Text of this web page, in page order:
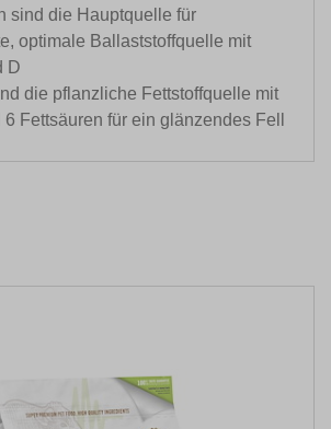
sind die Hauptquelle für
optimale Ballaststoffquelle mit
D
die pflanzliche Fettstoffquelle mit
Fettsäuren für ein glänzendes Fell